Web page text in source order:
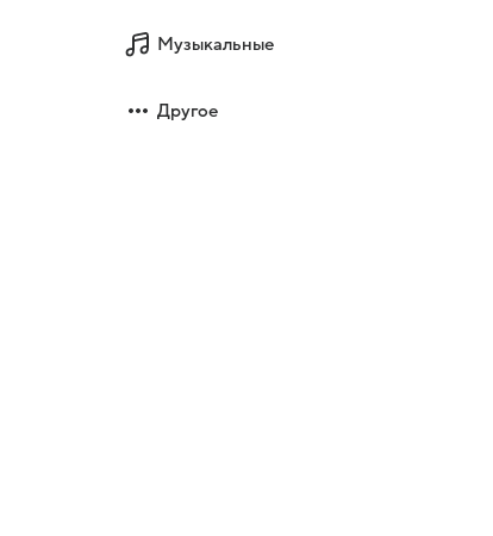
Музыкальные
Другое